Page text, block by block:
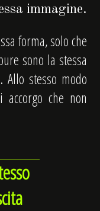
immagine.
forma, solo che
sono la stessa
stesso modo
che non